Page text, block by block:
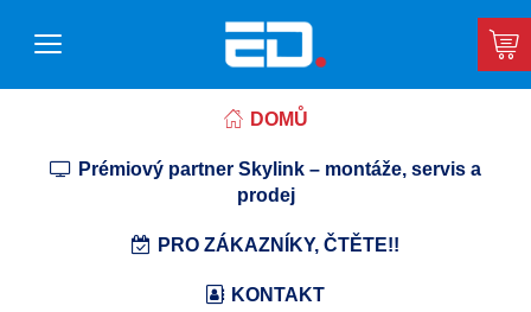
DOMŮ
Prémiový partner Skylink – montáže, servis a
prodej
PRO ZÁKAZNÍKY, ČTĚTE!!
KONTAKT